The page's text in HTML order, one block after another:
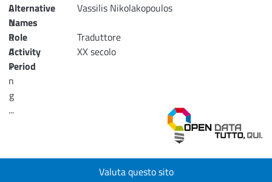
L
o
a
d
i
n
g
...
Alternative
Names
Vassilis Nikolakopoulos
Role
Traduttore
Activity
Period
XX secolo
Valuta questo sito